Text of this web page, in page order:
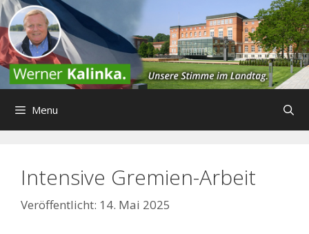
Zum
Inhalt
springen
Menu
Intensive Gremien-Arbeit
14. Mai 2025